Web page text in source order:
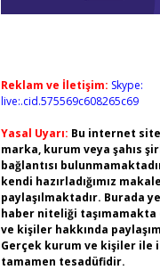
Reklam ve İletişim: Skype:
live:.cid.575569c608265c69
Yasal Uyarı: Bu internet
marka, kurum veya şahıs
bağlantısı
kendi hazırladığımız
paylaşılmaktadır. Burada
haber niteliği
ve kişiler hakkında
Gerçek kurum ve kişiler ile
tamamen tesadüfidir.